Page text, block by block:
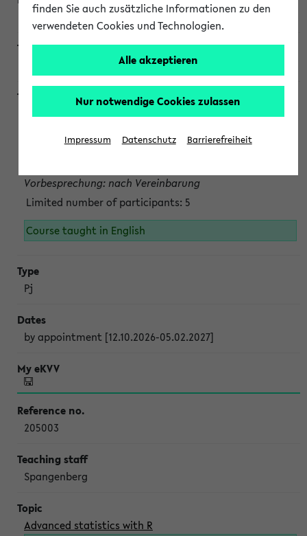
200923
Wendisch, Peters-Wendisch, Stegelmann
Projektmodul "Bakterielle Biotechnologie"
Persönliche Anmeldung beim Veranstalter ist unbedingt
Vorbesprechung: nach Vereinbarung
Limited number of participants: 5
Course taught in English
Pj
by appointment [12.10.2026-05.02.2027]
205003
Spangenberg
Advanced statistics with R
finden Sie auch zusätzliche Informationen zu den
verwendeten Cookies und Technologien.
Alle akzeptieren
Nur notwendige Cookies zulassen
Impressum Datenschutz Barrierefreiheit